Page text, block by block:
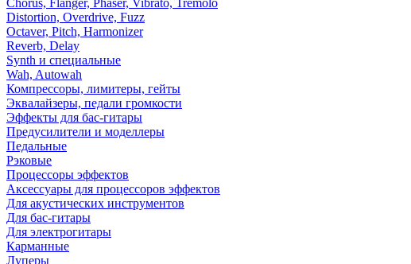
Chorus, Flanger, Phaser, Vibrato, Tremolo
Distortion, Overdrive, Fuzz
Octaver, Pitch, Harmonizer
Reverb, Delay
Synth и специальные
Wah, Autowah
Компрессоры, лимитеры, гейты
Эквалайзеры, педали громкости
Эффекты для бас-гитары
Предусилители и моделлеры
Педальные
Рэковые
Процессоры эффектов
Аксессуары для процессоров эффектов
Для акустических инструментов
Для бас-гитары
Для электрогитары
Карманные
Луперы